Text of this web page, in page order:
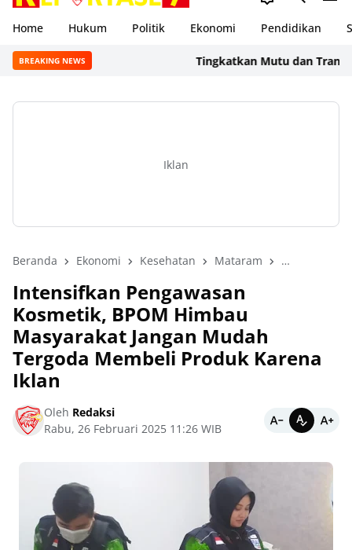
Home Hukum Politik Ekonomi Pendidikan
BREAKING NEWS Tingkatkan Mutu dan
Iklan
Beranda Ekonomi Kesehatan Mataram Nasional
Intensifkan Pengawasan
Kosmetik, BPOM Himbau
Masyarakat Jangan Mudah
Tergoda Membeli Produk Karena
Iklan
Oleh Redaksi
Rabu, 26 Februari 2025 11:26 WIB